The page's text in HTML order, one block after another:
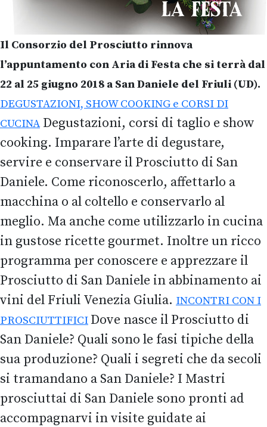
Il Consorzio del Prosciutto rinnova
l’appuntamento con Aria di Festa che si terrà dal
22 al 25 giugno 2018 a San Daniele del Friuli (UD).
DEGUSTAZIONI, SHOW COOKING e CORSI DI
CUCINADegustazioni, corsi di taglio e show
cooking. Imparare l’arte di degustare,
servire e conservare il Prosciutto di San
Daniele. Come riconoscerlo, affettarlo a
macchina o al coltello e conservarlo al
meglio. Ma anche come utilizzarlo in cucina
in gustose ricette gourmet. Inoltre un ricco
programma per conoscere e apprezzare il
Prosciutto di San Daniele in abbinamento ai
vini del Friuli Venezia Giulia. INCONTRI CON I
PROSCIUTTIFICI Dove nasce il Prosciutto di
San Daniele? Quali sono le fasi tipiche della
sua produzione? Quali i segreti che da secoli
si tramandano a San Daniele? I Mastri
prosciuttai di San Daniele sono pronti ad
accompagnarvi in visite guidate ai